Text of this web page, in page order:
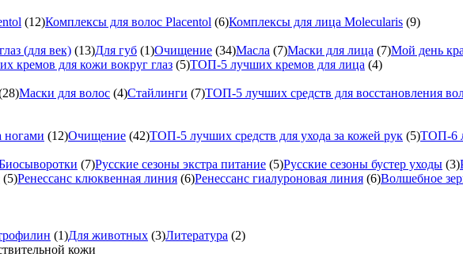
(12)Комплексы для волос Placentol (6)Комплексы для лица Molecularis (9)
(для век) (13)Для губ (1)Очищение (34)Масла (7)Маски для лица (7)Мой день
кремов для кожи вокруг глаз (5)ТОП-5 лучших кремов для лица (4)
Маски для волос (4)Стайлинги (7)ТОП-5 лучших средств для восстановления
ногами (12)Очищение (42)ТОП-5 лучших средств для ухода за кожей рук (5)ТОП-6
(7)Русские сезоны экстра питание (5)Русские сезоны бустер уходы (3)
(5)Ренессанс клюквенная линия (6)Ренессанс гиалуроновая линия (6)Волшебное
(1)Для животных (3)Литература (2)
кожи